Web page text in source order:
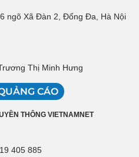
ngõ Xã Đàn 2, Đống Đa, Hà Nội
Thị Minh Hưng
CÁO
THÔNG VIETNAMNET
405 885